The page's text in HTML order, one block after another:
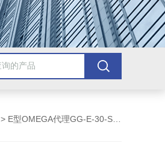
> E型OMEGA代理GG-E-30-SLE-50/100/200/500/1000热电偶线